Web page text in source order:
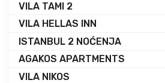
VILA TAMI 2
VILA HELLAS INN
ISTANBUL 2 NOĆENJA
AGAKOS APARTMENTS
VILA NIKOS